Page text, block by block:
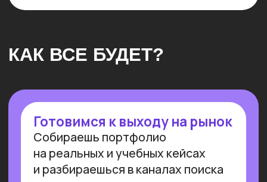
Более 10 тыс. выпускников
Заказов на 300 млн ₽прошло
через наш карьерный центр
Преподаем в лучших вузах